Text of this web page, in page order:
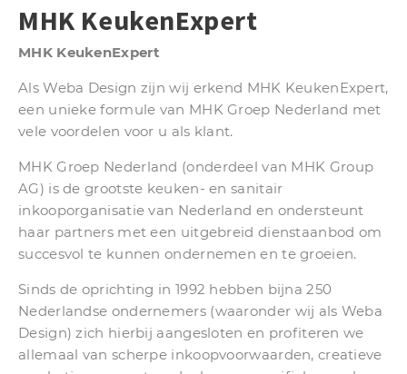
MHK KeukenExpert
MHK KeukenExpert
Als Weba Design zijn wij erkend MHK KeukenExpert,
een unieke formule van MHK Groep Nederland met
vele voordelen voor u als klant.
MHK Groep Nederland (onderdeel van MHK Group
AG) is de grootste keuken- en sanitair
inkooporganisatie van Nederland en ondersteunt
haar partners met een uitgebreid dienstaanbod om
succesvol te kunnen ondernemen en te groeien.
Sinds de oprichting in 1992 hebben bijna 250
Nederlandse ondernemers (waaronder wij als Weba
Design) zich hierbij aangesloten en profiteren we
allemaal van scherpe inkoopvoorwaarden, creatieve